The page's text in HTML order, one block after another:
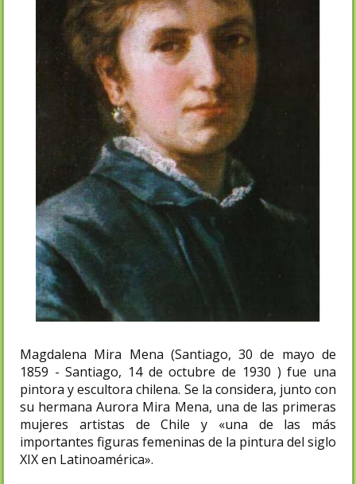
Magdalena Mira Mena (Santiago, 30 de mayo de
1859 - Santiago, 14 de octubre de 1930 ) fue una
pintora y escultora chilena. Se la considera, junto con
su hermana Aurora Mira Mena, una de las primeras
mujeres artistas de Chile y «una de las más
importantes figuras femeninas de la pintura del siglo
XIX en Latinoamérica».